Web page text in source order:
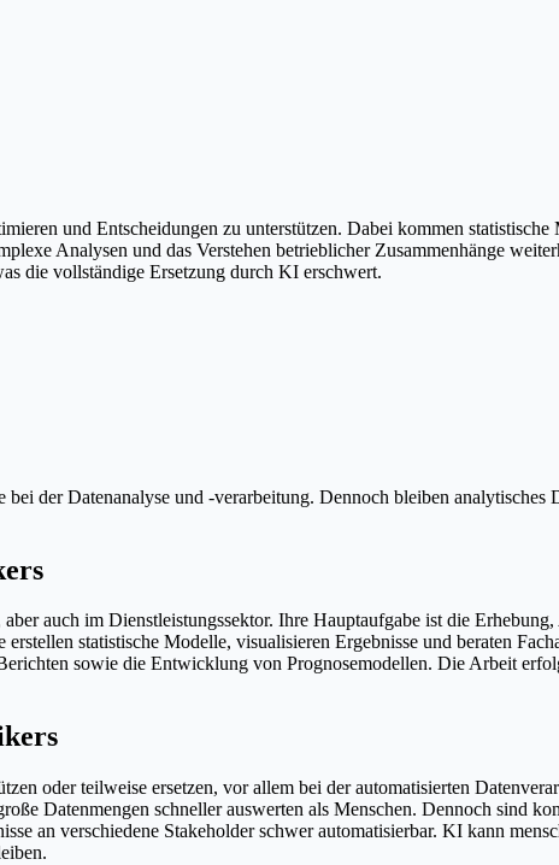
und Entscheidungen zu unterstützen. Dabei kommen
Analysen und das Verstehen betrieblicher Zusammenhänge
die vollständige Ersetzung durch KI erschwert.
der Datenanalyse und -verarbeitung. Dennoch bleiben
auch im Dienstleistungssektor. Ihre Hauptaufgabe ist die
statistische Modelle, visualisieren Ergebnisse und beraten
sowie die Entwicklung von Prognosemodellen. Die Arbeit
oder teilweise ersetzen, vor allem bei der automatisierten
Datenmengen schneller auswerten als Menschen. Dennoch sind
an verschiedene Stakeholder schwer automatisierbar. KI kann